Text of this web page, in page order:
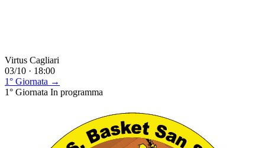
Virtus Cagliari
03/10 · 18:00
1° Giornata →
1° Giornata In programma